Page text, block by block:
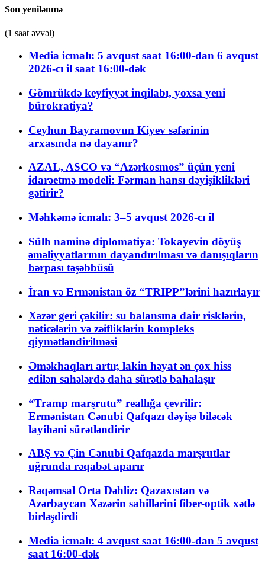
Son yenilənmə
(1 saat əvvəl)
Media icmalı: 5 avqust saat 16:00-dan 6 avqust
2026-cı il saat 16:00-dək
Gömrükdə keyfiyyət inqilabı, yoxsa yeni
bürokratiya?
Ceyhun Bayramovun Kiyev səfərinin
arxasında nə dayanır?
AZAL, ASCO və “Azərkosmos” üçün yeni
idarəetmə modeli: Fərman hansı dəyişiklikləri
gətirir?
Məhkəmə icmalı: 3–5 avqust 2026-cı il
Sülh naminə diplomatiya: Tokayevin döyüş
əməliyyatlarının dayandırılması və danışıqların
bərpası təşəbbüsü
İran və Ermənistan öz “TRIPP”lərini hazırlayır
Xəzər geri çəkilir: su balansına dair risklərin,
nəticələrin və zəifliklərin kompleks
qiymətləndirilməsi
Əməkhaqları artır, lakin həyat ən çox hiss
edilən sahələrdə daha sürətlə bahalaşır
“Tramp marşrutu” reallığa çevrilir:
Ermənistan Cənubi Qafqazı dəyişə biləcək
layihəni sürətləndirir
ABŞ və Çin Cənubi Qafqazda marşrutlar
uğrunda rəqabət aparır
Rəqəmsal Orta Dəhliz: Qazaxıstan və
Azərbaycan Xəzərin sahillərini fiber-optik xətlə
birləşdirdi
Media icmalı: 4 avqust saat 16:00-dan 5 avqust
saat 16:00-dək